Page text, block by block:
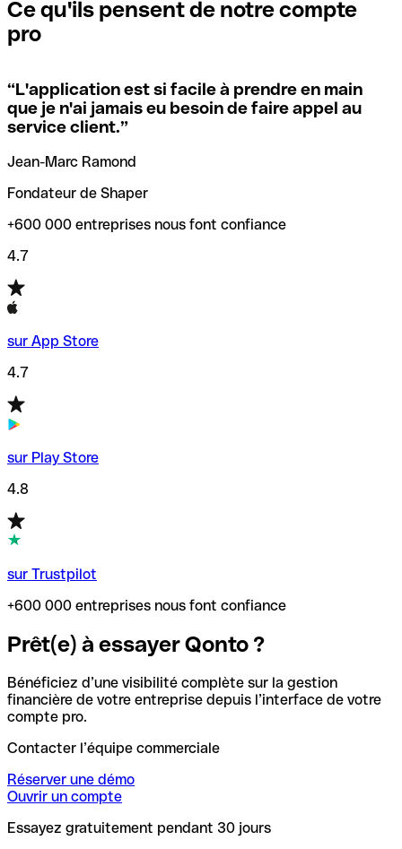
signifie que vous avez le code de l'une des succursales
locales.
Si vous n'êtes pas sûr du code SWIFT que vous devriez
utiliser, nous avons développé un outil de recherche de
codes SWIFT par nom de banque.
vérification/recherche de codes SWIFT. Ainsi, vous pouvez
trouver et vérifier vos codes SWIFT avant de réaliser vos
transferts d’argent.
Ce qu'ils pensent de notre compte
pro
“L'application est si facile à prendre en main
que je n'ai jamais eu besoin de faire appel au
service client.”
Jean-Marc Ramond
Fondateur de Shaper
+600 000 entreprises nous font confiance
4.7
sur App Store
4.7
sur Play Store
4.8
sur Trustpilot
+600 000 entreprises nous font confiance
Prêt(e) à essayer Qonto ?
Bénéficiez d’une visibilité complète sur la gestion
financière de votre entreprise depuis l’interface de votre
compte pro.
Contacter l’équipe commerciale
Réserver une démo
Ouvrir un compte
Essayez gratuitement pendant 30 jours